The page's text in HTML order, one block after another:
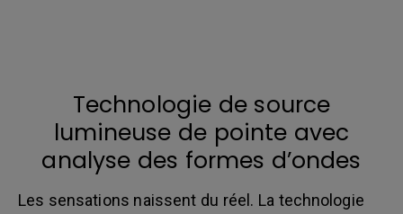
Technologie de source
lumineuse de pointe avec
analyse des formes d’ondes
Les sensations naissent du réel. La technologie